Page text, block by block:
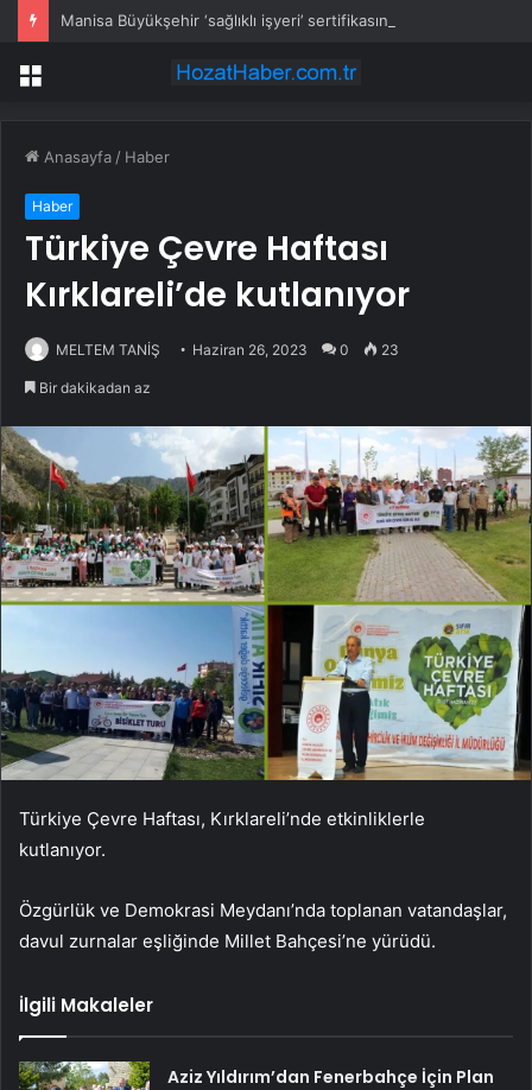
Manisa Büyükşehir ‘sağlıklı işyeri’ sertifikasına kavuştu
Menü
Anasayfa / Haber
Haber
Türkiye Çevre Haftası
Kırklareli’de kutlanıyor
MELTEM TANİŞ Haziran 26, 2023 0 23
Bir dakikadan az
Türkiye Çevre Haftası, Kırklareli’nde etkinliklerle
kutlanıyor.
Özgürlük ve Demokrasi Meydanı’nda toplanan vatandaşlar,
davul zurnalar eşliğinde Millet Bahçesi’ne yürüdü.
İlgili Makaleler
Aziz Yıldırım’dan Fenerbahçe İçin Plan